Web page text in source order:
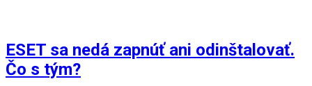
ESET sa nedá zapnúť ani odinštalovať.
Čo s tým?